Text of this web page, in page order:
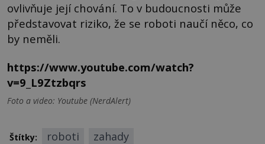
ovlivňuje její chování. To v budoucnosti může
představovat riziko, že se roboti naučí něco, co
by neměli.
https://www.youtube.com/watch?
v=9_L9Ztzbqrs
Foto a video: Youtube (NerdAlert)
Štítky: roboti zahady